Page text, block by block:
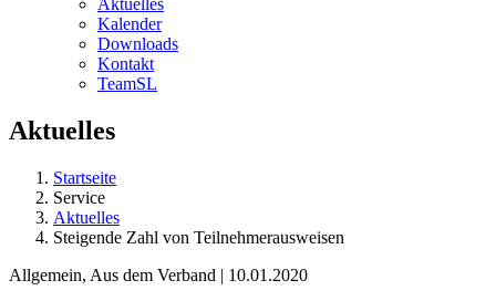
Aktuelles
Kalender
Downloads
Kontakt
TeamSL
Aktuelles
Startseite
Service
Aktuelles
Steigende Zahl von Teilnehmerausweisen
Allgemein, Aus dem Verband | 10.01.2020